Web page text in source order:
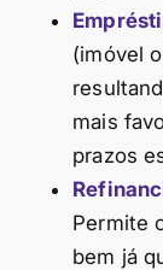
(imóvel
mais
prazos
Permite
bem já